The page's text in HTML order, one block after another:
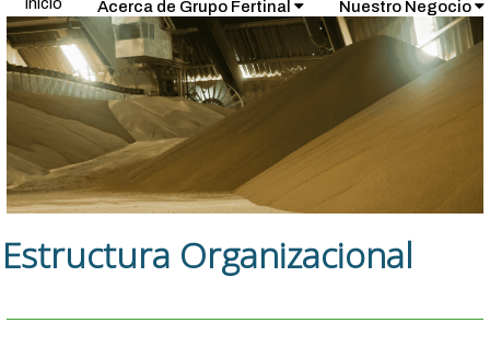
Acerca de Grupo Fertinal Nuestro Negocio
Estructura Organizacional